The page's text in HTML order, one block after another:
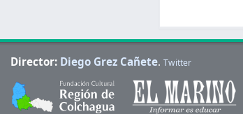
Director: Diego Grez Cañete.Twitter